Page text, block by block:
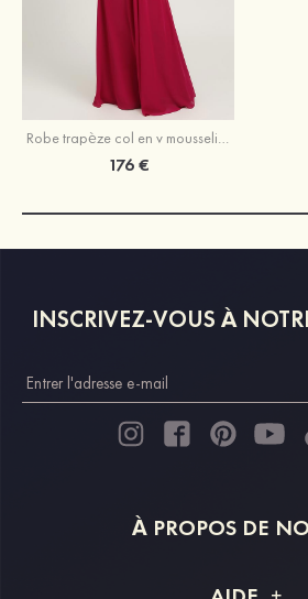
Robe trapèze col en v mousseline longueur ras du sol robe de mère de la mariée avec perle dentelle volants
176 €
INSCRIVEZ-VOUS À
À PROPOS DE